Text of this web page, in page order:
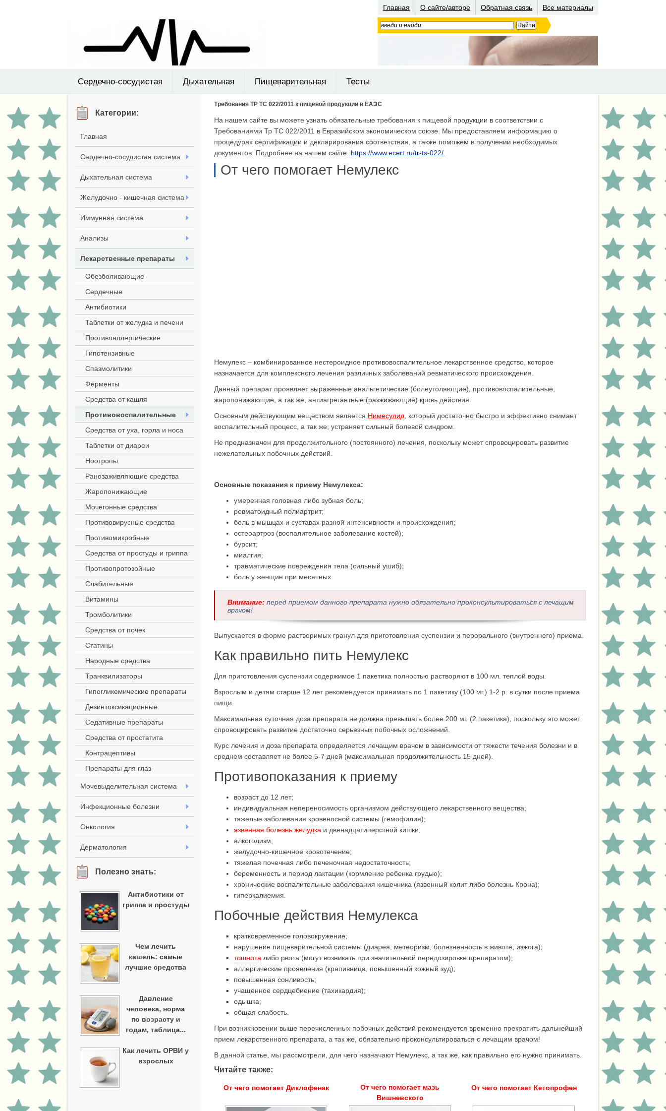
Главная О сайте/авторе Обратная связь Все материалы
Сердечно-сосудистая Дыхательная Пищеварительная Тесты
Требования ТР ТС 022/2011 к пищевой продукции в ЕАЭС
На нашем сайте вы можете узнать обязательные требования к пищевой продукции в соответствии с
Требованиями Тр ТС 022/2011 в Евразийском экономическом союзе. Мы предоставляем информацию о
процедурах сертификации и декларирования соответствия, а также поможем в получении необходимых
документов. Подробнее на нашем сайте: https://www.ecert.ru/tr-ts-022/
От чего помогает Немулекс
Немулекс – комбинированное нестероидное противовоспалительное лекарственное средство, которое
назначается для комплексного лечения различных заболеваний ревматического происхождения.
Данный препарат проявляет выраженные анальгетические (болеутоляющие), противовоспалительные,
жаропонижающие, а так же, антиагрегантные (разжижающие) кровь действия.
Основным действующим веществом является Нимесулид , который достаточно быстро и эффективно снимает
воспалительный процесс, а так же, устраняет сильный болевой синдром.
Не предназначен для продолжительного (постоянного) лечения, поскольку может спровоцировать развитие
нежелательных побочных действий.
Основные показания к приему Немулекса:
умеренная головная либо зубная боль;
ревматоидный полиартрит;
боль в мышцах и суставах разной интенсивности и происхождения;
остеоартроз (воспалительное заболевание костей);
бурсит;
миалгия;
травматические повреждения тела (сильный ушиб);
боль у женщин при месячных.
Внимание: перед приемом данного препарата нужно обязательно проконсультироваться с лечащим
врачом!
Выпускается в форме растворимых гранул для приготовления суспензии и перорального (внутреннего) приема.
Как правильно пить Немулекс
Для приготовления суспензии содержимое 1 пакетика полностью растворяют в 100 мл. теплой воды.
Взрослым и детям старше 12 лет рекомендуется принимать по 1 пакетику (100 мг.) 1-2 р. в сутки после приема
пищи.
Максимальная суточная доза препарата не должна превышать более 200 мг. (2 пакетика), поскольку это может
спровоцировать развитие достаточно серьезных побочных осложнений.
Курс лечения и доза препарата определяется лечащим врачом в зависимости от тяжести течения болезни и в
среднем составляет не более 5-7 дней (максимальная продолжительность 15 дней).
Противопоказания к приему
возраст до 12 лет;
индивидуальная непереносимость организмом действующего лекарственного вещества;
тяжелые заболевания кровеносной системы (гемофилия);
язвенная болезнь желудка и двенадцатиперстной кишки;
алкоголизм;
желудочно-кишечное кровотечение;
тяжелая почечная либо печеночная недостаточность;
беременность и период лактации (кормление ребенка грудью);
хронические воспалительные заболевания кишечника (язвенный колит либо болезнь Крона);
гиперкалиемия.
Побочные действия Немулекса
кратковременное головокружение;
нарушение пищеварительной системы (диарея, метеоризм, болезненность в животе, изжога);
тошнота либо рвота (могут возникать при значительной передозировке препаратом);
аллергические проявления (крапивница, повышенный кожный зуд);
повышенная сонливость;
учащенное сердцебиение (тахикардия);
одышка;
общая слабость.
При возникновении выше перечисленных побочных действий рекомендуется временно прекратить дальнейший
прием лекарственного препарата, а так же, обязательно проконсультироваться с лечащим врачом!
В данной статье, мы рассмотрели, для чего назначают Немулекс, а так же, как правильно его нужно принимать.
Читайте также:
От чего помогает Диклофенак
От чего помогает мазь
Вишневского
От чего помогает Кетопрофен
Категории:
Главная
Сердечно-сосудистая система
Дыхательная система
Желудочно - кишечная система
Иммунная система
Анализы
Лекарственные препараты
Обезболивающие
Сердечные
Антибиотики
Таблетки от желудка и печени
Противоаллергические
Гипотензивные
Спазмолитики
Ферменты
Средства от кашля
Противовоспалительные
Средства от уха, горла и носа
Таблетки от диареи
Ноотропы
Ранозаживляющие средства
Жаропонижающие
Мочегонные средства
Противовирусные средства
Противомикробные
Средства от простуды и гриппа
Противопротозойные
Слабительные
Витамины
Тромболитики
Средства от почек
Статины
Народные средства
Транквилизаторы
Гипогликемические препараты
Дезинтоксикационные
Седативные препараты
Средства от простатита
Контрацептивы
Препараты для глаз
Мочевыделительная система
Инфекционные болезни
Онкология
Дерматология
Полезно знать:
Антибиотики от
гриппа и простуды
Чем лечить
кашель: самые
лучшие средства
Давление
человека, норма
по возрасту и
годам, таблица...
Как лечить ОРВИ у
взрослых